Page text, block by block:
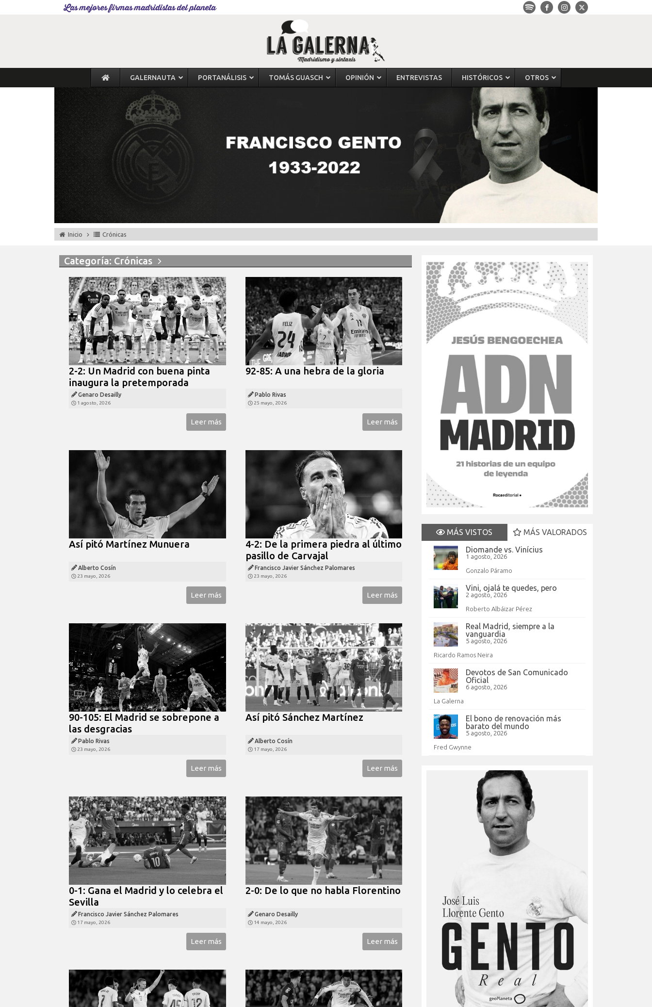
Las mejores firmas madridistas del planeta
GALERNAUTA PORTANÁLISIS TOMÁS GUASCH OPINIÓN ENTREVISTAS HISTÓRICOS OTROS
Inicio Crónicas
Categoría: Crónicas
2-2: Un Madrid con buena pinta
inaugura la pretemporada
Genaro Desailly
1 agosto, 2026
Leer más
92-85: A una hebra de la gloria
Pablo Rivas
25 mayo, 2026
Leer más
Así pitó Martínez Munuera
Alberto Cosín
23 mayo, 2026
Leer más
4-2: De la primera piedra al último
pasillo de Carvajal
Francisco Javier Sánchez Palomares
23 mayo, 2026
Leer más
90-105: El Madrid se sobrepone a
las desgracias
Pablo Rivas
23 mayo, 2026
Leer más
Así pitó Sánchez Martínez
Alberto Cosín
17 mayo, 2026
Leer más
0-1: Gana el Madrid y lo celebra el
Sevilla
Francisco Javier Sánchez Palomares
17 mayo, 2026
Leer más
2-0: De lo que no habla Florentino
Genaro Desailly
14 mayo, 2026
Leer más
MÁS VISTOS
MÁS VALORADOS
Diomande vs. Vinícius
1 agosto, 2026
Gonzalo Páramo
Vini, ojalá te quedes, pero
2 agosto, 2026
Roberto Albáizar Pérez
Real Madrid, siempre a la
vanguardia
5 agosto, 2026
Ricardo Ramos Neira
Devotos de San Comunicado
Oficial
6 agosto, 2026
La Galerna
El bono de renovación más
barato del mundo
5 agosto, 2026
Fred Gwynne